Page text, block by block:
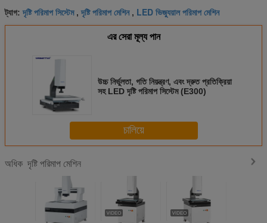
ট্যাগ:দৃষ্টি পরিমাপ সিস্টেম,দৃষ্টি পরিমাপ মেশিন, LED ভিজ্যুয়াল পরিমাপ মেশিন
এর সেরা মূল্য পান
উচ্চ নির্ভুলতা, গতি নিয়ন্ত্রণ, এবং দ্রুত প্রতিক্রিয়া
সহ LED দৃষ্টি পরিমাপ সিস্টেম (E300)
চালিয়ে
অধিকদৃষ্টি পরিমাপ মেশিন